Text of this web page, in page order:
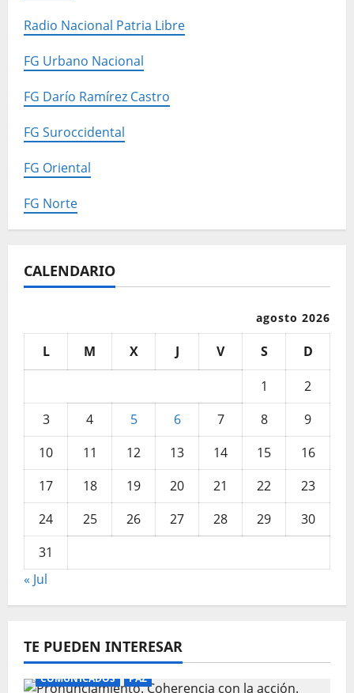
Radio Nacional Patria Libre
FG Urbano Nacional
FG Darío Ramírez Castro
FG Suroccidental
FG Oriental
FG Norte
CALENDARIO
agosto 2026
L M X J V S
D
1
2
3
4 5 6 7 8
9
10
11 12 13 14 15
16
17
18 19 20 21 22
23
24
25 26 27 28 29
30
31
« Jul
TE PUEDEN INTERESAR
COMUNICADOS PAZ